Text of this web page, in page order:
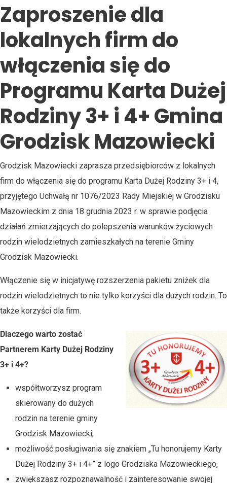
Zaproszenie dla
lokalnych firm do
włączenia się do
Programu Karta Dużej
Rodziny 3+ i 4+ Gmina
Grodzisk Mazowiecki
Grodzisk Mazowiecki zaprasza przedsiębiorców z lokalnych
firm do włączenia się do programu Karta Dużej Rodziny 3+ i 4,
przyjętego Uchwałą nr 1076/2023 Rady Miejskiej w Grodzisku
Mazowieckim z dnia 18 grudnia 2023 r. w sprawie podjęcia
działań zmierzających do polepszenia warunków życiowych
rodzin wielodzietnych zamieszkałych na terenie Gminy
Grodzisk Mazowiecki.
Włączenie się w inicjatywę rozszerzenia pakietu zniżek dla
rodzin wielodzietnych to nie tylko korzyści dla dużych rodzin. To
także korzyści dla firm.
Dlaczego warto zostać
Partnerem Karty Dużej Rodziny
3+ i 4+?
współtworzysz program
skierowany do dużych
rodzin na terenie gminy
Grodzisk Mazowiecki,
możliwość posługiwania się znakiem „Tu honorujemy Karty
Dużej Rodziny 3+ i 4+” z logo Grodziska Mazowieckiego,
zwiększasz rozpoznawalność i zainteresowanie swojej